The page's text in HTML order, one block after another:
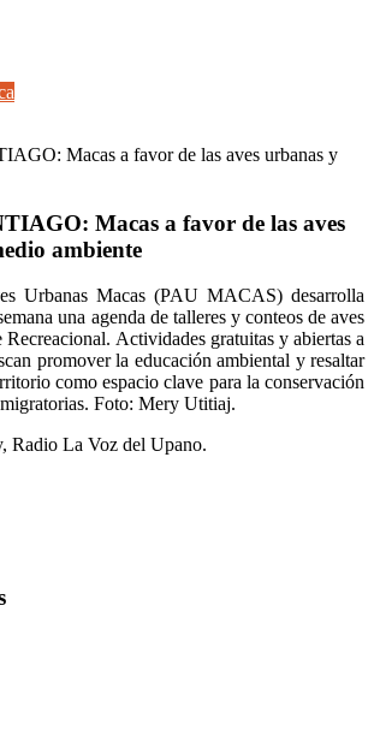
Macas a favor de las aves
ambiente
Urbanas Macas (PAU MACAS) desarrolla
una agenda de talleres y conteos de aves
Recreacional. Actividades gratuitas y abiertas a
promover la educación ambiental y resaltar
como espacio clave para la conservación
Foto: Mery Utitiaj.
Radio La Voz del Upano.